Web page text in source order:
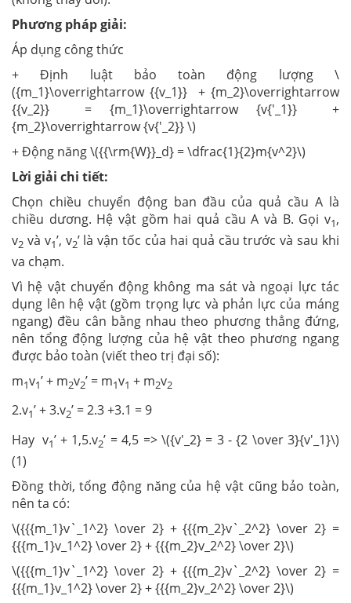
Phương pháp giải:
Áp dụng công thức
+ Định luật bảo toàn động lượng \
({m_1}\overrightarrow {{v_1}} + {m_2}\overrightarrow
{{v_2}} = {m_1}\overrightarrow {v{'_1}} +
{m_2}\overrightarrow {v{'_2}} \)
+ Động năng \({{\rm{W}}_d} = \dfrac{1}{2}m{v^2}\)
Lời giải chi tiết:
Chọn chiều chuyển động ban đầu của quả cầu A là
chiều dương. Hệ vật gồm hai quả cầu A và B. Gọi v1,
v2 và v1’, v2’ là vận tốc của hai quả cầu trước và sau khi
va chạm.
Vì hệ vật chuyển động không ma sát và ngoại lực tác
dụng lên hệ vật (gồm trọng lực và phản lực của máng
ngang) đều cân bằng nhau theo phương thẳng đứng,
nên tổng động lượng của hệ vật theo phương ngang
được bảo toàn (viết theo trị đại số):
m1v1’ + m2v2’ = m1v1 + m2v2
2.v1’ + 3.v2’ = 2.3 +3.1 = 9
Hay v1’ + 1,5.v2’ = 4,5 => \({v'_2} = 3 - {2 \over 3}{v'_1}\)
(1)
Đồng thời, tổng động năng của hệ vật cũng bảo toàn,
nên ta có:
\({{{m_1}v`_1^2} \over 2} + {{{m_2}v`_2^2} \over 2} =
{{{m_1}v_1^2} \over 2} + {{{m_2}v_2^2} \over 2}\)
\({{{m_1}v`_1^2} \over 2} + {{{m_2}v`_2^2} \over 2} =
{{{m_1}v_1^2} \over 2} + {{{m_2}v_2^2} \over 2}\)